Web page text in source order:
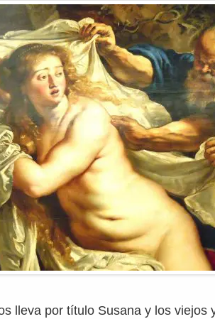
lleva por título Susana y los viejos